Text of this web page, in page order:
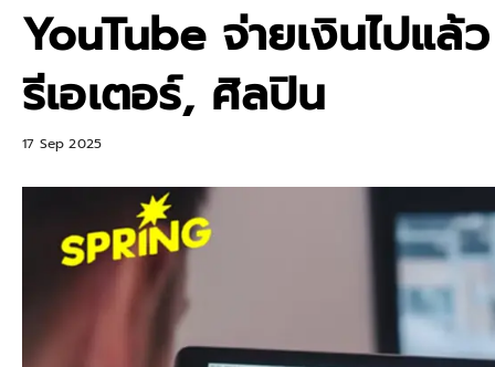
YouTube จ่ายเงินไปแ
รีเอเตอร์, ศิลปิน
17 Sep 2025